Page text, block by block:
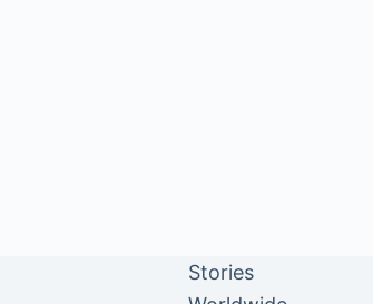
Stories